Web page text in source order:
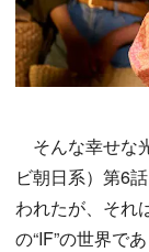
そんな幸せな
ビ朝日系）第6
われたが、それ
の“IF”の世界で